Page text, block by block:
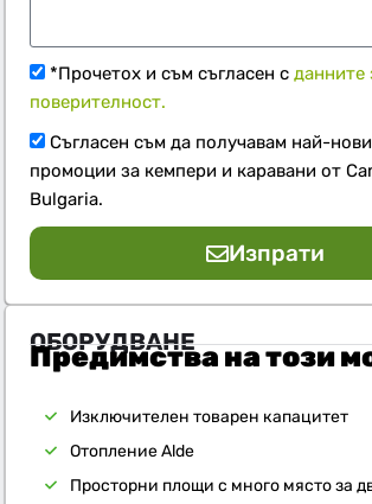
*Прочетох и съм съгласен сданните
поверителност.
Съгласен съм да получавам най-
промоции за кемпери и каравани от
Bulgaria.
Изпрати
ОБОРУДВАНЕ
Предимства на този
Изключителен товарен капацитет
Отопление Alde
Просторни площи с много място за